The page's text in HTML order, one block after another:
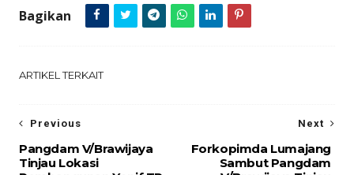
Bagikan
ARTIKEL TERKAIT
Next
Forkopimda Lumajang
Sambut Pangdam
Previous
Pangdam V/Brawijaya
Tinjau Lokasi